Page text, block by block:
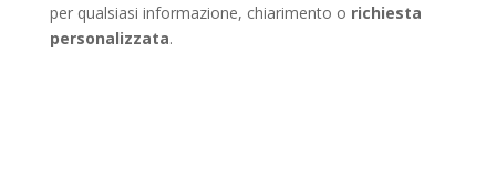
per qualsiasi informazione, chiarimento o richiesta
personalizzata.